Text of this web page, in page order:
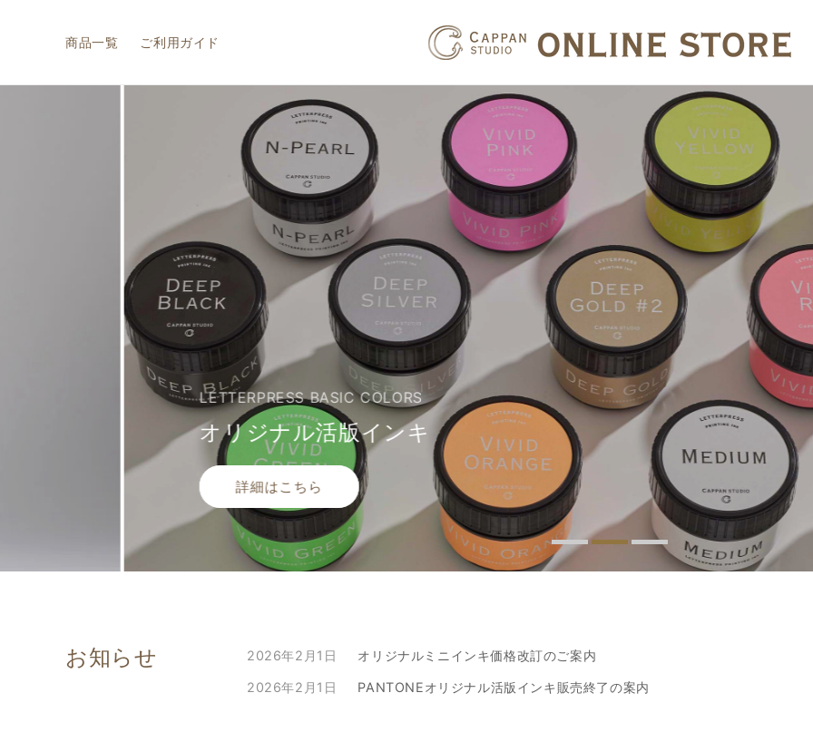
商品一覧
PAPERS
名刺用紙
#名刺用和紙
#修理用和紙
見本帳
活版グッズ
PRODUCTS
活版インキ一般色
活版インキPANTONE®
ご利用ガイド
LETTERPRESS BASIC COLORS
オリジナル活版インキ
詳細はこちら
お知らせ 2026年2月1日 オリジナルミニインキ価格改訂のご案内
2026年2月1日 PANTONEオリジナル活版インキ販売終了の案内